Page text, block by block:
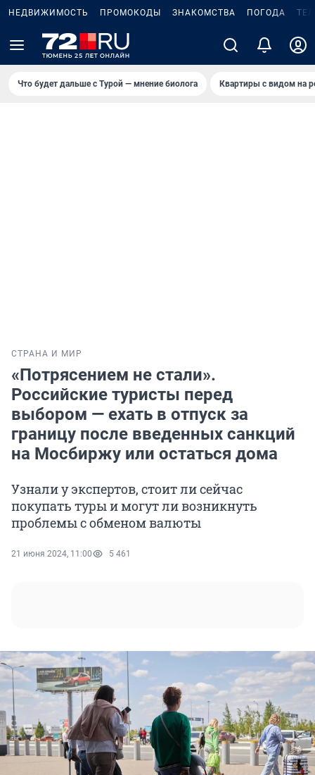
НЕДВИЖИМОСТЬ ПРОМОКОДЫ ЗНАКОМСТВА ПОГОДА
Что будет дальше с Турой — мнение биолога Квартиры с видом на
СТРАНА И МИР
«Потрясением не стали».
Российские туристы перед
выбором — ехать в отпуск за
границу после введенных санкций
на Мосбиржу или остаться дома
Узнали у экспертов, стоит ли сейчас
покупать туры и могут ли возникнуть
проблемы с обменом валюты
21 июня 2024, 11:00 5 461